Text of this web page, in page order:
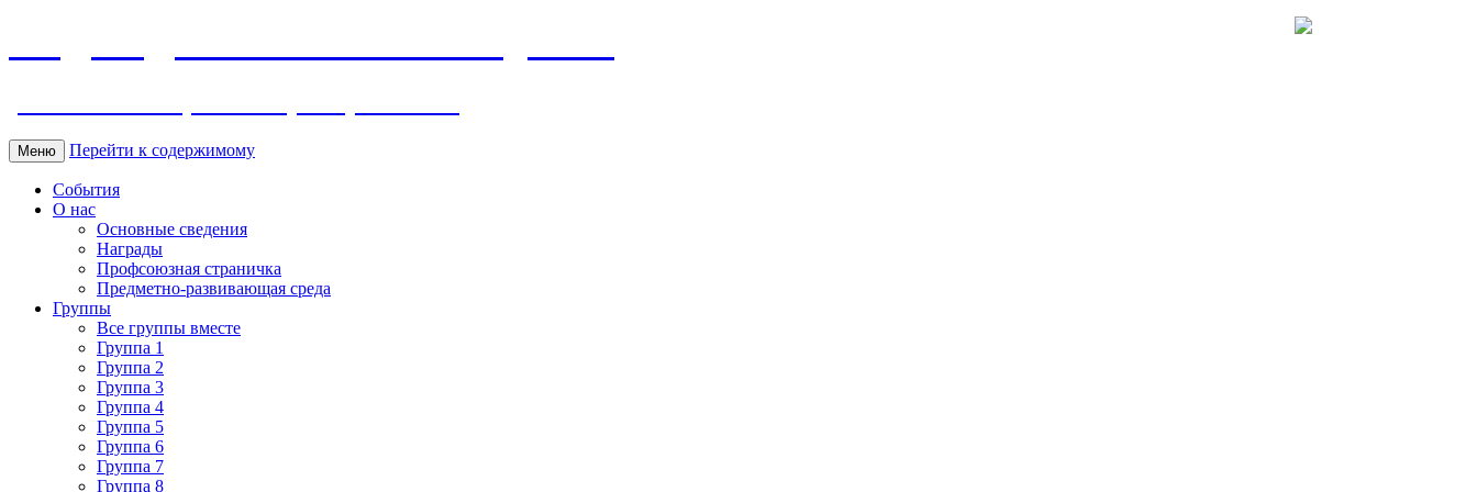
Меню Перейти к содержимому
События
О нас
Основные сведения
Награды
Профсоюзная страничка
Предметно-развивающая среда
Группы
Все группы вместе
Группа 1
Группа 2
Группа 3
Группа 4
Группа 5
Группа 6
Группа 7
Группа 8